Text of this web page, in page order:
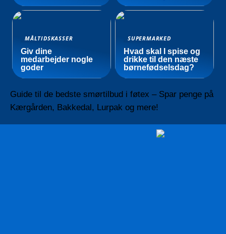
MÅLTIDSKASSER
Giv dine
medarbejder nogle
goder
SUPERMARKED
Hvad skal I spise og
drikke til den næste
børnefødselsdag?
Guide til de bedste smørtilbud i føtex – Spar penge på
Kærgården, Bakkedal, Lurpak og mere!